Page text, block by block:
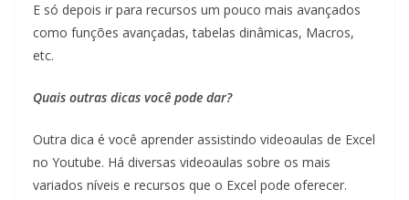
E só depois ir para recursos um pouco mais avançados
como funções avançadas, tabelas dinâmicas, Macros,
etc.
Quais outras dicas você pode dar?
Outra dica é você aprender assistindo videoaulas de Excel
no Youtube. Há diversas videoaulas sobre os mais
variados níveis e recursos que o Excel pode oferecer.